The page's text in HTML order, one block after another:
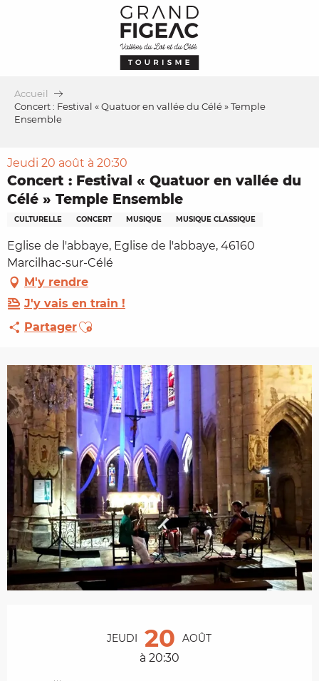
Accueil
Concert : Festival « Quatuor en vallée du Célé » Temple
Ensemble
Jeudi 20 août à 20:30
Concert : Festival « Quatuor en vallée du
Célé » Temple Ensemble
CULTURELLE CONCERT MUSIQUE MUSIQUE CLASSIQUE
Eglise de l'abbaye, Eglise de l'abbaye, 46160
Marcilhac-sur-Célé
M'y rendre
J'y vais en train !
PartagerAjouter aux favoris
JEUDI 20 AOÛT
à 20:30